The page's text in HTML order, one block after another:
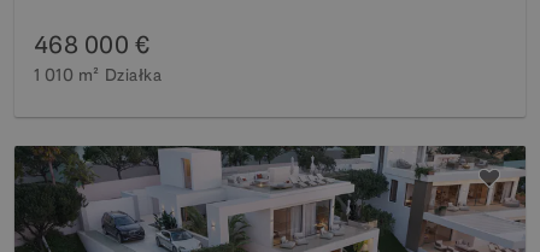
468 000 €
1 010 m² Działka